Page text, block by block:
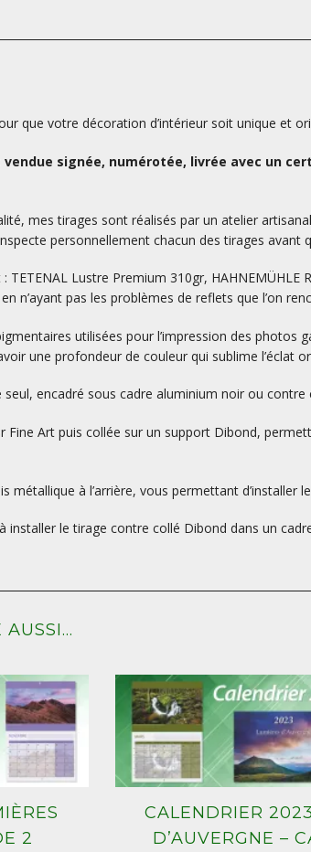
que votre décoration d’intérieur soit unique et
signée, numérotée, livrée avec un
mes tirages sont réalisés par un atelier
personnellement chacun des tirages
TETENAL Lustre Premium 310gr,
n’ayant pas les problèmes de reflets que l’on
utilisées pour l’impression des photos
une profondeur de couleur qui sublime l’éclat
seul, encadré sous cadre aluminium noir ou
Art puis collée sur un support Dibond,
métallique à l’arrière, vous permettant d’installer
installer le tirage contre collé Dibond dans un
AUSSI…
2
CALENDRIER
D’AUVERGNE –